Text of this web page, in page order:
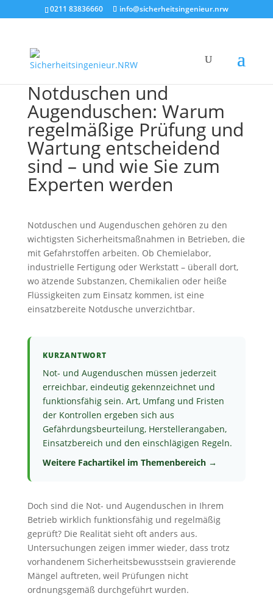
0211 83836660 info@sicherheitsingenieur.nrw
Notduschen und
Augenduschen: Warum
regelmäßige Prüfung und
Wartung entscheidend
sind – und wie Sie zum
Experten werden
Notduschen und Augenduschen gehören zu den
wichtigsten Sicherheitsmaßnahmen in Betrieben, die
mit Gefahrstoffen arbeiten. Ob Chemielabor,
industrielle Fertigung oder Werkstatt – überall dort,
wo ätzende Substanzen, Chemikalien oder heiße
Flüssigkeiten zum Einsatz kommen, ist eine
einsatzbereite Notdusche unverzichtbar.
KURZANTWORT
Not- und Augenduschen müssen jederzeit
erreichbar, eindeutig gekennzeichnet und
funktionsfähig sein. Art, Umfang und Fristen
der Kontrollen ergeben sich aus
Gefährdungsbeurteilung, Herstellerangaben,
Einsatzbereich und den einschlägigen Regeln.
Weitere Fachartikel im Themenbereich →
Doch sind die Not- und Augenduschen in Ihrem
Betrieb wirklich funktionsfähig und regelmäßig
geprüft? Die Realität sieht oft anders aus.
Untersuchungen zeigen immer wieder, dass trotz
vorhandenem Sicherheitsbewusstsein gravierende
Mängel auftreten, weil Prüfungen nicht
ordnungsgemäß durchgeführt wurden.